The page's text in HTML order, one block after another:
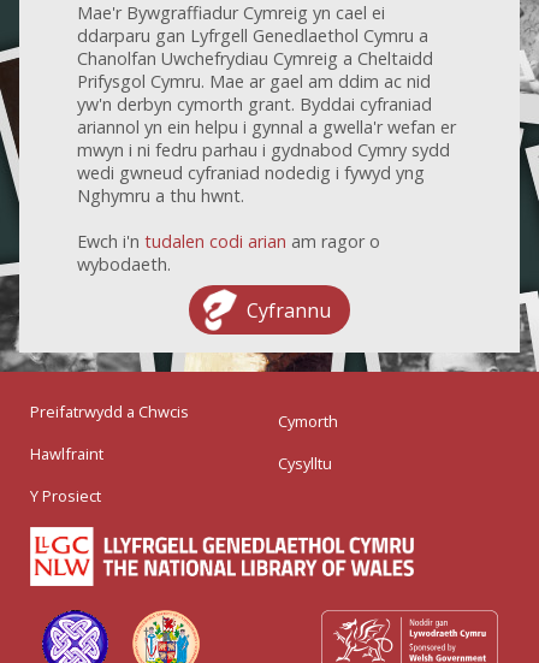
Mae'r Bywgraffiadur Cymreig yn cael ei
ddarparu gan Lyfrgell Genedlaethol Cymru a
Chanolfan Uwchefrydiau Cymreig a Cheltaidd
Prifysgol Cymru. Mae ar gael am ddim ac nid
yw'n derbyn cymorth grant. Byddai cyfraniad
ariannol yn ein helpu i gynnal a gwella'r wefan er
mwyn i ni fedru parhau i gydnabod Cymry sydd
wedi gwneud cyfraniad nodedig i fywyd yng
Nghymru a thu hwnt.
Ewch i'n tudalen codi arian am ragor o
wybodaeth.
Cyfrannu
Preifatrwydd a Chwcis
Hawlfraint
Y Prosiect
Cymorth
Cysylltu